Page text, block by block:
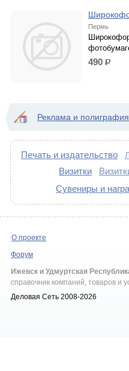
Пермь
490 р.
Реклама и полиграфия
Печать и издательство
Визитки
Сувениры и
О проекте
Форум
Ижевск и Удмуртская
справочник компаний, товаров и
Деловая Сеть 2008-2026